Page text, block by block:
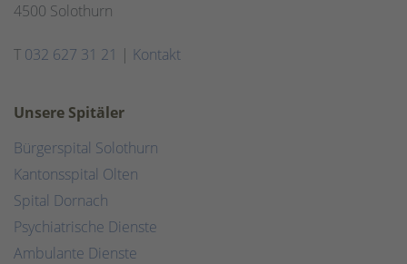
4500 Solothurn
T 032 627 31 21 | Kontakt
Unsere Spitäler
Bürgerspital Solothurn
Kantonsspital Olten
Spital Dornach
Psychiatrische Dienste
Ambulante Dienste